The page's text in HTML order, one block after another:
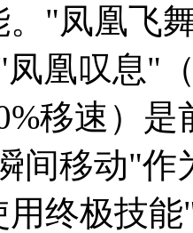
"凤凰飞
凰叹息"
移速）
间移动"作
终极技